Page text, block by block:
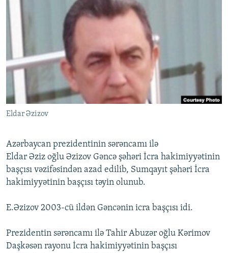
ARAŞDIRMA
MULTIMEDIA
FOTOQALEREYA
KARIKATURA
RADIO ARXIV
OXU ZALI
AZƏRBAYCAN ƏDƏBIYYATI KITABXANASI
İSLAM VƏ DEMOKRATIYA
İZ - MƏDƏNIYYƏT PROQRAMI
HAQQIMIZDA
PEŞƏ ETIKASI VƏ JURNALISTIKA STANDARTLARIMIZ
MATERIALLARIMIZDAN ISTIFADƏ
BIZIMLƏ ƏLAQƏ
XƏBƏR BÜLLETENLƏRIMIZ
Eldar Əzizov
Azərbaycan prezidentinin sərəncamı ilə
Eldar Əziz oğlu Əzizov Gəncə şəhəri İcra hakimiyyətinin
başçısı vəzifəsindən azad edilib, Sumqayıt şəhəri İcra
hakimiyyətinin başçısı təyin olunub.
E.Əzizov 2003-cü ildən Gəncənin icra başçısı idi.
Prezidentin sərəncamı ilə Tahir Abuzər oğlu Kərimov
Daşkəsən rayonu İcra hakimiyyətinin başçısı